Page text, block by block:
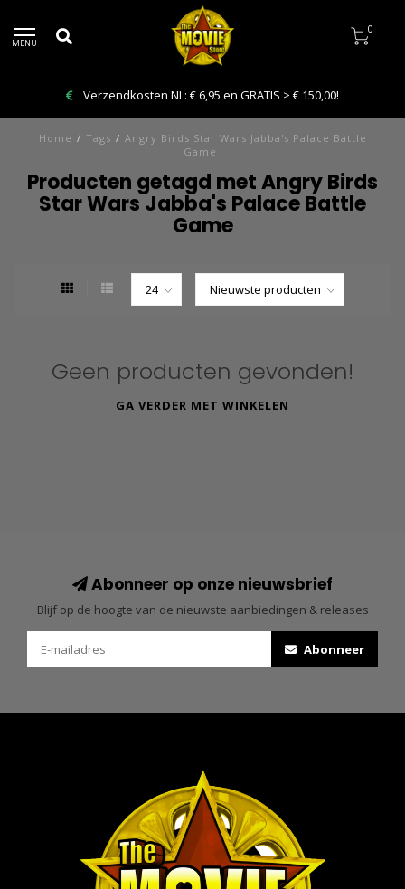
MENU
0
Verzendkosten NL: € 6,95 en GRATIS > € 150,00!
Home / Tags / Angry Birds Star Wars Jabba's Palace Battle
Game
Producten getagd met Angry Birds
Star Wars Jabba's Palace Battle
Game
Geen producten gevonden!
GA VERDER MET WINKELEN
Abonneer op onze nieuwsbrief
Blijf op de hoogte van de nieuwste aanbiedingen & releases
Abonneer